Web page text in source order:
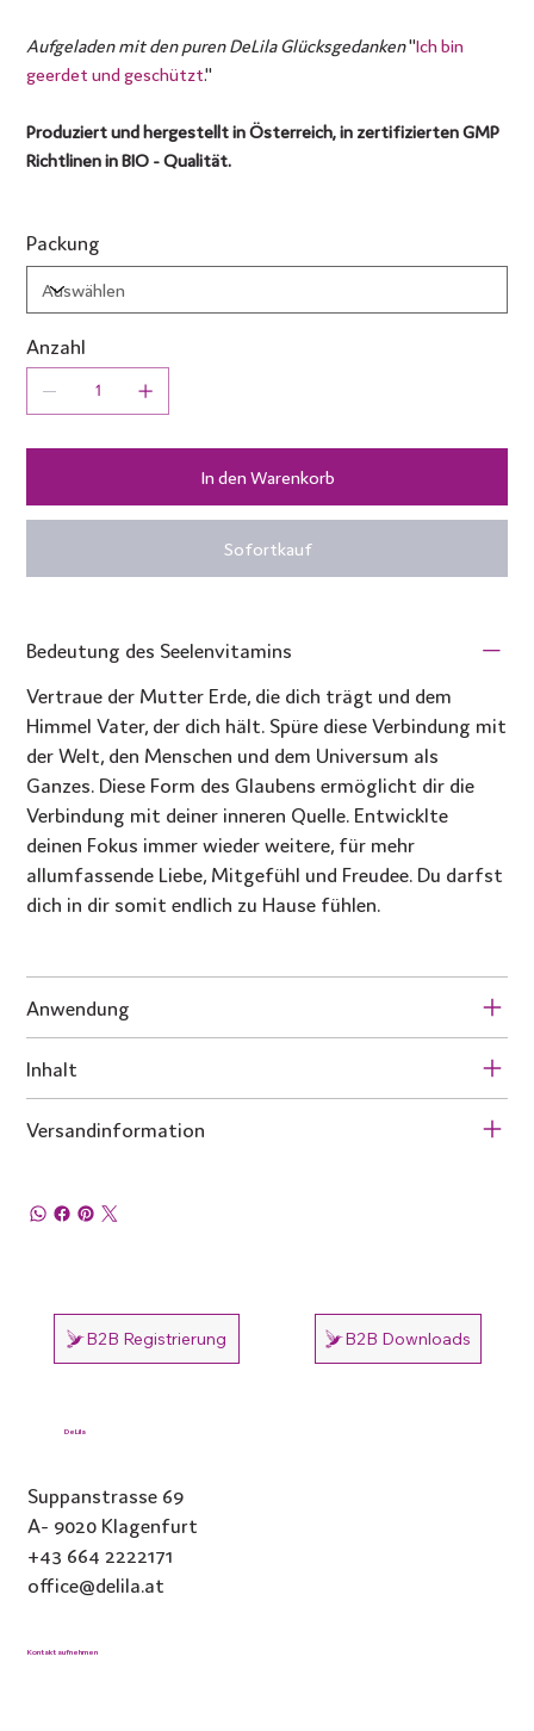
Aufgeladen mit den puren DeLila Glücksgedanken"Ich bin
geerdet und geschützt."
Produziert und hergestellt in Österreich, in zertifizierten GMP
Richtlinen in BIO - Qualität.
Packung
Anzahl
In den Warenkorb
Sofortkauf
Bedeutung des Seelenvitamins
Vertraue der Mutter Erde, die dich trägt und dem
Himmel Vater, der dich hält. Spüre diese Verbindung mit
der Welt, den Menschen und dem Universum als
Ganzes. Diese Form des Glaubens ermöglicht dir die
Verbindung mit deiner inneren Quelle. Entwicklte
deinen Fokus immer wieder weitere, für mehr
allumfassende Liebe, Mitgefühl und Freudee. Du darfst
dich in dir somit endlich zu Hause fühlen.
Anwendung
Inhalt
Versandinformation
B2B Registrierung B2B Downloads
DeLila
Suppanstrasse 69
A- 9020 Klagenfurt
+43 664 2222171
office@delila.at
Kontakt aufnehmen